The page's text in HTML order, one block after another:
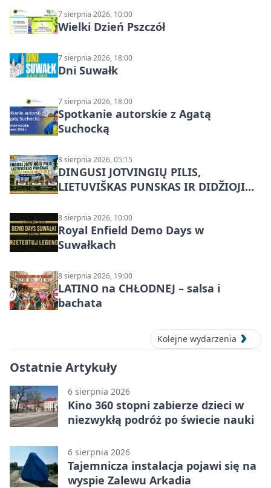
7 sierpnia 2026, 10:00
Wielki Dzień Pszczół
7 sierpnia 2026, 18:00
Dni Suwałk
7 sierpnia 2026, 18:00
Spotkanie autorskie z Agatą
Suchocką
8 sierpnia 2026, 05:15
DINGUSI JOTVINGIŲ PILIS,
LIETUVIŠKAS PUNSKAS IR DIDŽIOJI
DZŪKIJOS – jednodienė kelionė
8 sierpnia 2026, 10:00
Royal Enfield Demo Days w
Suwałkach
8 sierpnia 2026, 19:00
LATINO na CHŁODNEJ – salsa i
bachata
Kolejne wydarzenia
Ostatnie Artykuły
6 sierpnia 2026
Kino 360 stopni zabierze dzieci w
niezwykłą podróż po świecie nauki
6 sierpnia 2026
Tajemnicza instalacja pojawi się na
wyspie Zalewu Arkadia